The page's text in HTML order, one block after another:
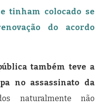
tinham colocado se
do acordo
também teve a
no assassinato da
naturalmente não